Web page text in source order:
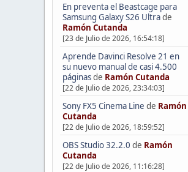
En preventa el Beastcage para
Samsung Galaxy S26 Ultrade
Ramón Cutanda
[23 de Julio de 2026, 16:54:18]
Aprende Davinci Resolve 21 en
su nuevo manual de casi 4.500
páginasde Ramón Cutanda
[22 de Julio de 2026, 23:34:03]
Sony FX5 Cinema Line de Ramón
Cutanda
[22 de Julio de 2026, 18:59:52]
OBS Studio 32.2.0 de Ramón
Cutanda
[22 de Julio de 2026, 11:16:28]